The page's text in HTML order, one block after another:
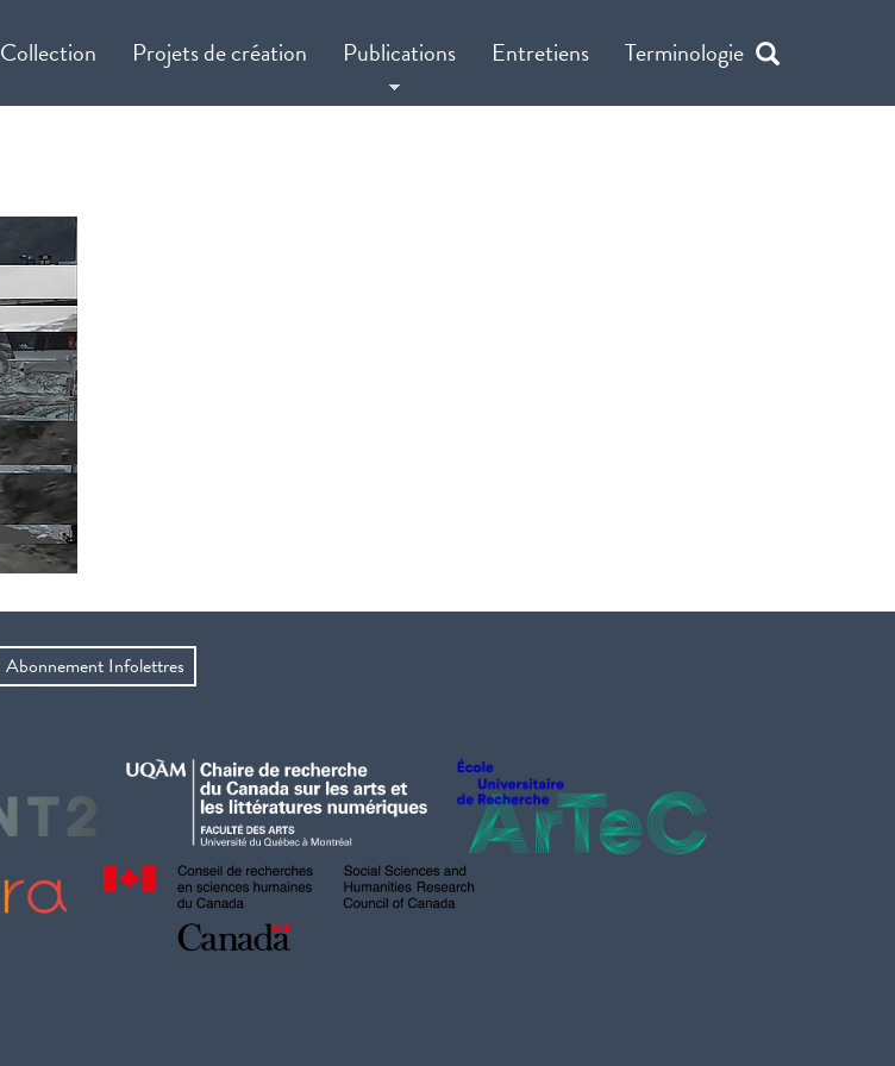
Collection Projets de création Publications Entretiens Terminologie
Abonnement Infolettres